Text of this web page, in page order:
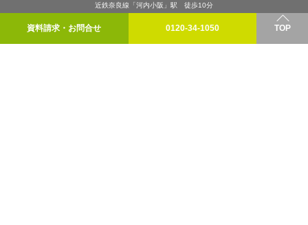
資料請求・お問合せ 0120-34-1050 TOP
近鉄奈良線「河内小阪」駅 徒歩10分